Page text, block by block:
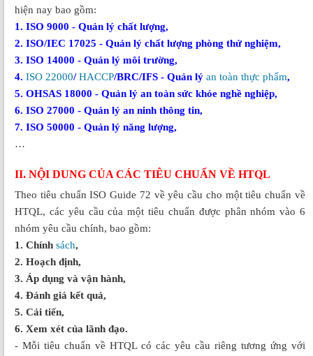
hiện nay bao gồm:
1. ISO 9000 - Quản lý chất lượng,
2. ISO/IEC 17025 - Quản lý chất lượng phòng thử nghiệm,
3. ISO 14000 - Quản lý môi trường,
4. ISO 22000/HACCP/BRC/IFS - Quản lý an toàn thực phẩm,
5. OHSAS 18000 - Quản lý an toàn sức khỏe nghề nghiệp,
6. ISO 27000 - Quản lý an ninh thông tin,
7. ISO 50000 - Quản lý năng lượng,
…
II. NỘI DUNG CỦA CÁC TIÊU CHUẨN VỀ HTQL
Theo tiêu chuẩn ISO Guide 72 về yêu cầu cho một tiêu chuẩn về
HTQL, các yêu cầu của một tiêu chuẩn được phân nhóm vào 6
nhóm yêu cầu chính, bao gồm:
1. Chính sách,
2. Hoạch định,
3. Áp dụng và vận hành,
4. Đánh giá kết quả,
5. Cải tiến,
6. Xem xét của lãnh đạo.
- Mỗi tiêu chuẩn về HTQL có các yêu cầu riêng tương ứng với